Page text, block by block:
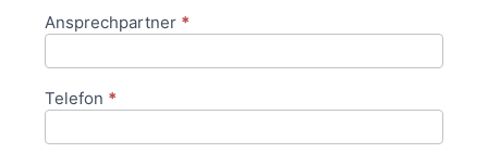
Ansprechpartner *
Telefon *